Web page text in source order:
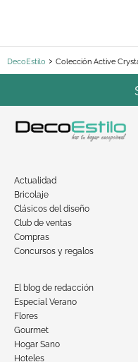
DecoEstilo Colección Active
Actualidad
Bricolaje
Clásicos del diseño
Club de ventas
Compras
Concursos y regalos
El blog de redacción
Especial Verano
Flores
Gourmet
Hogar Sano
Hoteles